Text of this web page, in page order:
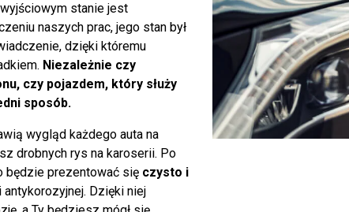
stanie jest
naszych prac, jego stan był
dzięki któremu
Niezależnie czy
czy pojazdem, który służy
sposób.
wygląd każdego auta na
drobnych rys na karoserii. Po
będzie prezentować się czysto i
Dzięki niej